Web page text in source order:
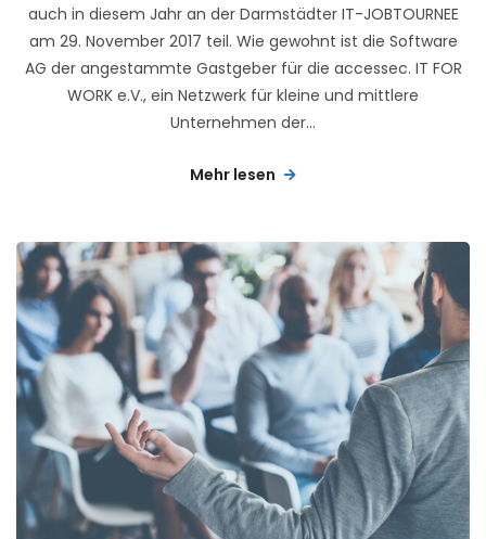
auch in diesem Jahr an der Darmstädter IT-JOBTOURNEE
am 29. November 2017 teil. Wie gewohnt ist die Software
AG der angestammte Gastgeber für die accessec. IT FOR
WORK e.V., ein Netzwerk für kleine und mittlere
Unternehmen der...
Mehr lesen